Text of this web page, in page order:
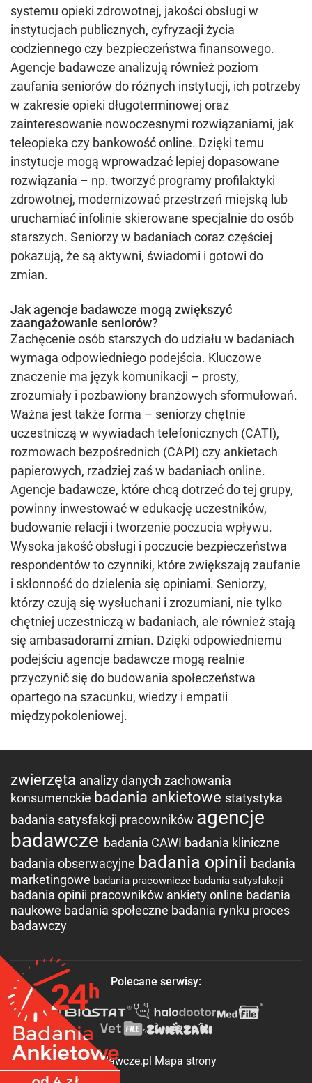
systemu opieki zdrowotnej, jakości obsługi w
instytucjach publicznych, cyfryzacji życia
codziennego czy bezpieczeństwa finansowego.
Agencje badawcze analizują również poziom
zaufania seniorów do różnych instytucji, ich potrzeby
w zakresie opieki długoterminowej oraz
zainteresowanie nowoczesnymi rozwiązaniami, jak
teleopieka czy bankowość online. Dzięki temu
instytucje mogą wprowadzać lepiej dopasowane
rozwiązania – np. tworzyć programy profilaktyki
zdrowotnej, modernizować przestrzeń miejską lub
uruchamiać infolinie skierowane specjalnie do osób
starszych. Seniorzy w badaniach coraz częściej
pokazują, że są aktywni, świadomi i gotowi do
zmian.
Jak agencje badawcze mogą zwiększyć
zaangażowanie seniorów?
Zachęcenie osób starszych do udziału w badaniach
wymaga odpowiedniego podejścia. Kluczowe
znaczenie ma język komunikacji – prosty,
zrozumiały i pozbawiony branżowych sformułowań.
Ważna jest także forma – seniorzy chętnie
uczestniczą w wywiadach telefonicznych (CATI),
rozmowach bezpośrednich (CAPI) czy ankietach
papierowych, rzadziej zaś w badaniach online.
Agencje badawcze, które chcą dotrzeć do tej grupy,
powinny inwestować w edukację uczestników,
budowanie relacji i tworzenie poczucia wpływu.
Wysoka jakość obsługi i poczucie bezpieczeństwa
respondentów to czynniki, które zwiększają zaufanie
i skłonność do dzielenia się opiniami. Seniorzy,
którzy czują się wysłuchani i zrozumiani, nie tylko
chętniej uczestniczą w badaniach, ale również stają
się ambasadorami zmian. Dzięki odpowiedniemu
podejściu agencje badawcze mogą realnie
przyczynić się do budowania społeczeństwa
opartego na szacunku, wiedzy i empatii
międzypokoleniowej.
zwierzęta analizy danych zachowania
konsumenckie badania ankietowe statystyka
badania satysfakcji pracowników agencje
badawcze badania CAWI badania kliniczne
badania obserwacyjne badania opinii badania
marketingowe badania pracownicze badania satysfakcji
badania opinii pracowników ankiety online badania
naukowe badania społeczne badania rynku proces
badawczy
Polecane serwisy:
©2017 Agencje-Badawcze.pl Mapa strony